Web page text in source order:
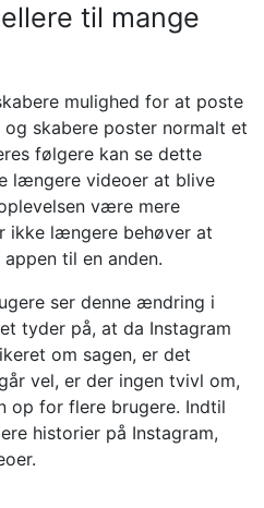
til mange
mulighed for at poste
skabere poster normalt et
følgere kan se dette
længere videoer at blive
være mere
ikke længere behøver at
til en anden.
ser denne ændring i
tyder på, at da Instagram
om sagen, er det
vel, er der ingen tvivl om,
op for flere brugere. Indtil
historier på Instagram,